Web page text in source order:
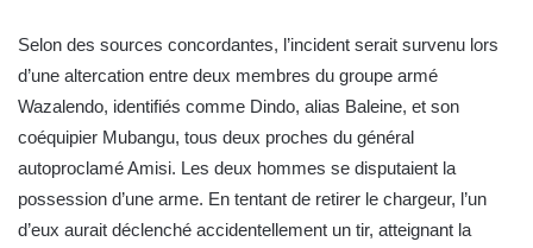
Selon des sources concordantes, l’incident serait survenu lors
d’une altercation entre deux membres du groupe armé
Wazalendo, identifiés comme Dindo, alias Baleine, et son
coéquipier Mubangu, tous deux proches du général
autoproclamé Amisi. Les deux hommes se disputaient la
possession d’une arme. En tentant de retirer le chargeur, l’un
d’eux aurait déclenché accidentellement un tir, atteignant la